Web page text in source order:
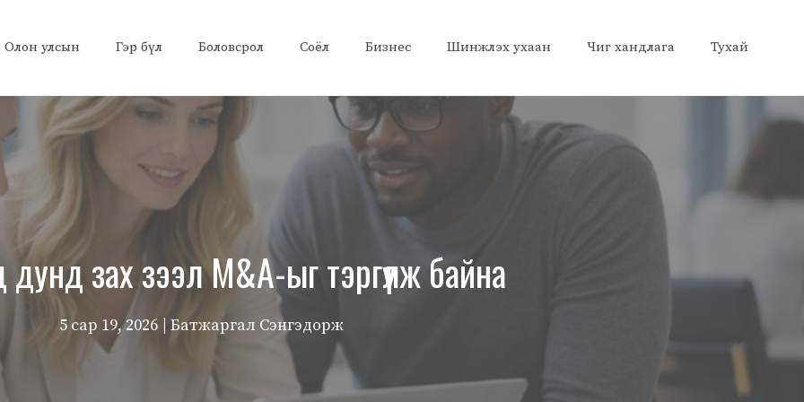
Олон улсын Гэр бүл Боловсрол Соёл Бизнес Шинжлэх ухаан Чиг хандлага Тухай
зах зээл M&A-ыг тэргүүлж байна
5 сар 19, 2026 | Батжаргал Сэнгэдорж